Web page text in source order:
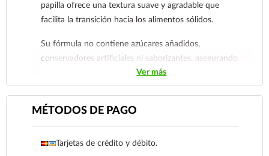
papilla ofrece una textura suave y agradable que
facilita la transición hacia los alimentos sólidos.
Su fórmula no contiene azúcares añadidos,
conservadores artificiales ni saborizantes, asegurando
que tu pequeño reciba únicamente los nutrientes
esenciales de la pera, tales como vitaminas, minerales y
saludable.
El frasco de vidrio de 113 g es sumamente higiénico y
Ver más
MÉTODOS DE PAGO
Tarjetas de crédito y débito.